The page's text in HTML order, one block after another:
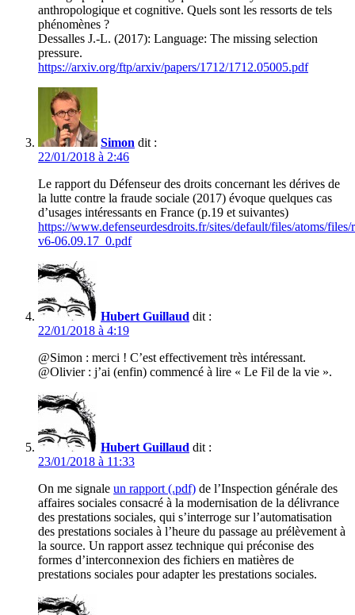
anthropologique et cognitive. Quels sont les ressorts de tels
phénomènes ?
Dessalles J.-L. (2017): Language: The missing selection
pressure.
https://arxiv.org/ftp/arxiv/papers/1712/1712.05005.pdf
Simon dit :
22/01/2018 à 2:46
Le rapport du Défenseur des droits concernant les dérives de
la lutte contre la fraude sociale (2017) évoque quelques cas
d’usages intéressants en France (p.19 et suivantes)
https://www.defenseurdesdroits.fr/sites/default/files/atoms/files/
v6-06.09.17_0.pdf
Hubert Guillaud dit :
22/01/2018 à 4:19
@Simon : merci ! C’est effectivement très intéressant.
@Olivier : j’ai (enfin) commencé à lire « Le Fil de la vie ».
Hubert Guillaud dit :
23/01/2018 à 11:33
On me signale un rapport (.pdf) de l’Inspection générale des
affaires sociales consacré à la modernisation de la délivrance
des prestations sociales, qui s’interroge sur l’automatisation
des prestations sociales à l’heure du passage au prélèvement à
la source. Un rapport assez technique qui préconise des
formes d’interconnexion des fichiers en matières de
prestations sociales pour adapter les prestations sociales.